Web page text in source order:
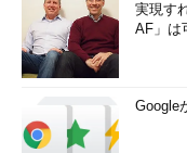
実現す
AF」は
Google